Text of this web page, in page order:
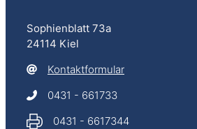
Sophienblatt 73a
24114 Kiel
Kontaktformular
0431 - 661733
0431 - 6617344